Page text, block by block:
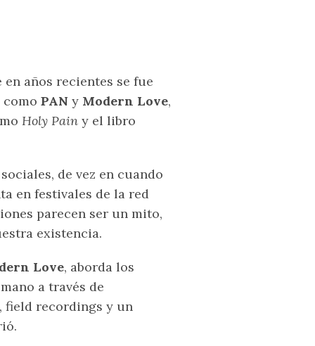
años recientes se fue
PAN y Modern Love,
Holy Pain y el libro
de vez en cuando
en festivales de la red
parecen ser un mito,
existencia.
Love, aborda los
a través de
field recordings y un